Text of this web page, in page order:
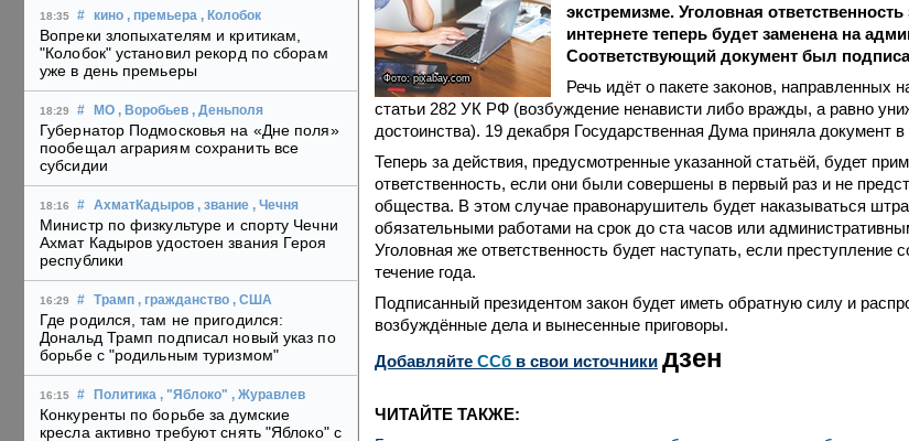
18:35 # кино , премьера , Колобок
Вопреки злопыхателям и критикам,
"Колобок" установил рекорд по сборам
уже в день премьеры
18:29 # МО , Воробьев , Деньполя
Губернатор Подмосковья на «Дне поля»
пообещал аграриям сохранить все
субсидии
18:16 # АхматКадыров , звание , Чечня
Министр по физкультуре и спорту Чечни
Ахмат Кадыров удостоен звания Героя
республики
16:29 # Трамп , гражданство , США
Где родился, там не пригодился:
Дональд Трамп подписал новый указ по
борьбе с "родильным туризмом"
16:15 # Политика , "Яблоко" , Журавлев
Конкуренты по борьбе за думские
кресла активно требуют снять "Яблоко" с
Фото: pixabay.com
экстремизме. Уголовная
интернете теперь будет заменена на
Соответствующий документ был
Речь идёт о пакете законов, направленных
статьи 282 УК РФ (возбуждение ненависти либо вражды, а равно
достоинства). 19 декабря Государственная Дума приняла документ
Теперь за действия, предусмотренные указанной статьёй, будет
ответственность, если они были совершены в первый раз и не
общества. В этом случае правонарушитель будет наказываться
обязательными работами на срок до ста часов или
Уголовная же ответственность будет наступать, если преступление
течение года.
Подписанный президентом закон будет иметь обратную силу и
возбуждённые дела и вынесенные приговоры.
Добавляйте CСб в свои источники дзен
ЧИТАЙТЕ ТАКЖЕ: